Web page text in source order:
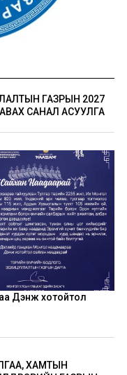
ГАЗРЫН 2027
САНАЛ АСУУЛГА
Дэнж хотойтол
ХАМТЫН